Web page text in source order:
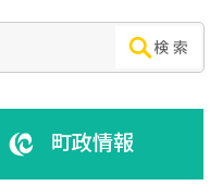
町政情報